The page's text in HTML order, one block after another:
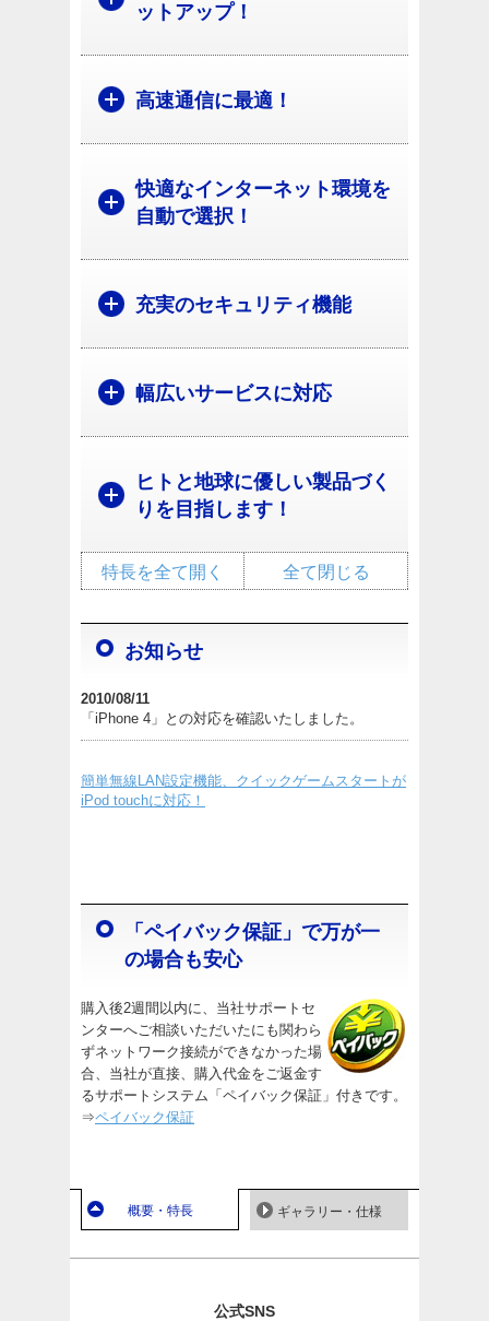
ットアップ！
高速通信に最適！
快適なインターネット環境を
自動で選択！
充実のセキュリティ機能
幅広いサービスに対応
ヒトと地球に優しい製品づく
りを目指します！
全て閉じる
特長を全て開く
お知らせ
2010/08/11
「iPhone 4」との対応を確認いたしました。
簡単無線LAN設定機能、クイックゲームスタートが
iPod touchに対応！
「ペイバック保証」で万が一
の場合も安心
購入後2週間以内に、当社サポートセ
ンターへご相談いただいたにも関わら
ずネットワーク接続ができなかった場
合、当社が直接、購入代金をご返金す
るサポートシステム「ペイバック保証」付きです。
⇒ペイバック保証
概要・特長 ギャラリー・仕様
公式SNS